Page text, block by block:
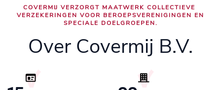
COVERMIJ VERZORGT MAATWERK COLLECTIEVE
VERZEKERINGEN VOOR BEROEPSVERENIGINGEN EN
SPECIALE DOELGROEPEN.
Over Covermij B.V.